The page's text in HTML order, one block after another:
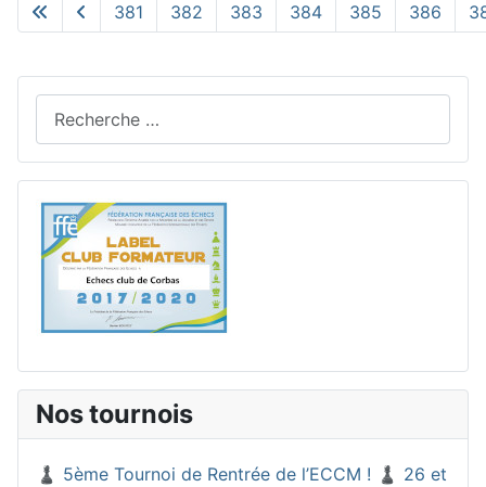
Page 389 sur 390
381 382 383 384 385 386
Nos tournois
♟️ 5ème Tournoi de Rentrée de l’ECCM ! ♟️ 26 et